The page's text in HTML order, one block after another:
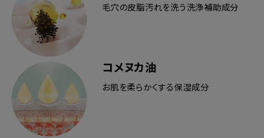
毛穴の皮脂汚れを洗う洗浄補助成分
コメヌカ油
お肌を柔らかくする保湿成分